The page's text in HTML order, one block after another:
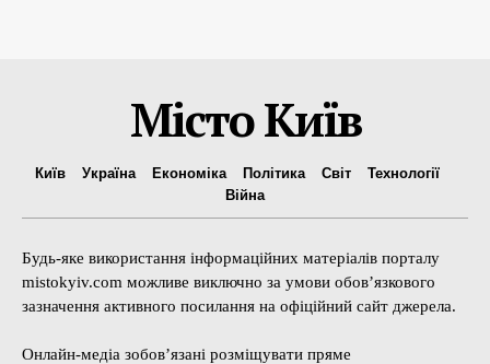
Місто Київ
Київ Україна Економіка Політика Світ
Технології
Війна
Будь-яке використання інформаційних матеріалів порталу
mistokyiv.com можливе виключно за умови обов’язкового
зазначення активного посилання на офіційний сайт джерела.
Онлайн-медіа зобов’язані розміщувати пряме